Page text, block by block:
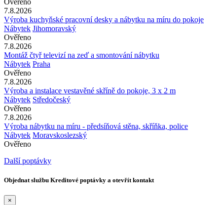
Ověřeno
7.8.2026
Výroba kuchyňské pracovní desky a nábytku na míru do pokoje
Nábytek Jihomoravský
Ověřeno
7.8.2026
Montáž čtyř televizí na zeď a smontování nábytku
Nábytek Praha
Ověřeno
7.8.2026
Výroba a instalace vestavěné skříně do pokoje, 3 x 2 m
Nábytek Středočeský
Ověřeno
7.8.2026
Výroba nábytku na míru - předsíňová stěna, skříňka, police
Nábytek Moravskoslezský
Ověřeno
Další poptávky
Objednat službu Kreditové poptávky a otevřít kontakt
×